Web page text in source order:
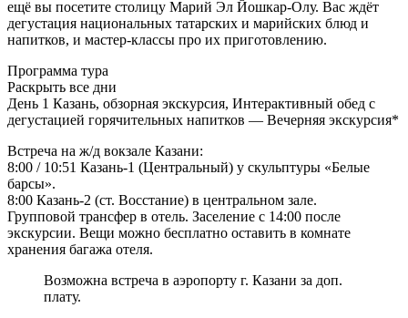
ещё вы посетите столицу Марий Эл Йошкар-Олу. Вас ждёт
дегустация национальных татарских и марийских блюд и
напитков, и мастер-классы про их приготовлению.
Программа тура
Раскрыть все дни
День 1 Казань, обзорная экскурсия, Интерактивный обед с
дегустацией горячительных напитков — Вечерняя экскурсия*
Встреча на ж/д вокзале Казани:
8:00 / 10:51 Казань-1 (Центральный) у скульптуры «Белые
барсы».
8:00 Казань-2 (ст. Восстание) в центральном зале.
Групповой трансфер в отель. Заселение с 14:00 после
экскурсии. Вещи можно бесплатно оставить в комнате
хранения багажа отеля.
Возможна встреча в аэропорту г. Казани за доп.
плату.